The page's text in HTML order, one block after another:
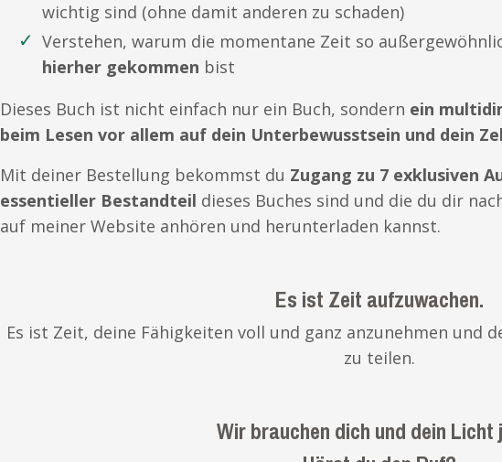
wichtig sind (ohne damit anderen zu schaden)
Verstehen, warum die momentane Zeit so
hierher gekommen bist
Dieses Buch ist nicht einfach nur ein Buch, sondern ein
beim Lesen vor allem auf dein Unterbewusstsein und dein
Mit deiner Bestellung bekommst du Zugang zu 7 exklusiven
essentieller Bestandteil dieses Buches sind und die du dir
auf meiner Website anhören und herunterladen kannst.
Es ist Zeit aufzuwachen.
Es ist Zeit, deine Fähigkeiten voll und ganz anzunehmen und
zu teilen.
Wir brauchen dich und dein Licht